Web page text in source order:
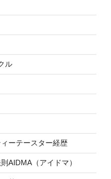
ル
ーテースター経歴
AIDMA（アイドマ）